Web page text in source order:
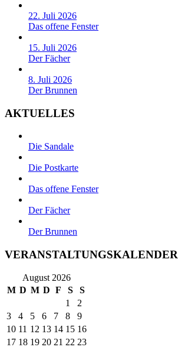
22. Juli 2026
Das offene Fenster
15. Juli 2026
Der Fächer
8. Juli 2026
Der Brunnen
AKTUELLES
Die Sandale
Die Postkarte
Das offene Fenster
Der Fächer
Der Brunnen
VERANSTALTUNGSKALENDER
August 2026
M D M D F S S
1
2
3
4 5 6 7 8
9
10 11 12 13 14 15 16
17 18 19 20 21 22 23